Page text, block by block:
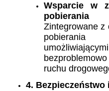
Wsparcie w
Zintegrowane z
ruchu
4.